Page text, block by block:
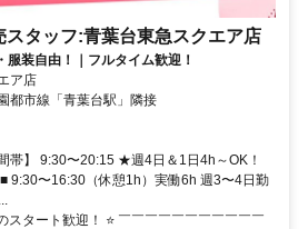
スタッフ:青葉台東急スクエア店
装自由！｜フルタイム歓迎！
ア店
都市線「青葉台駅」隣接
帯】 9:30〜20:15 ★週4日＆1日4h～OK！
9:30〜16:30（休憩1h）実働6h 週3〜4日勤
スタート歓迎！ ⭐ ￣￣￣￣￣￣￣￣￣￣￣